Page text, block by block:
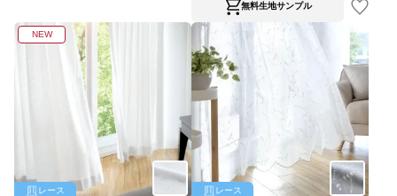
無料生地サンプル
NEW
レース レース